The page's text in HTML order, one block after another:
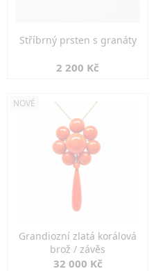
Stříbrný prsten s granáty
2 200 Kč
NOVÉ
Grandiozní zlatá korálová
brož / závěs
32 000 Kč